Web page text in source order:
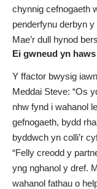
chynnig cefnogaeth
penderfynu derbyn y
Mae’r dull hynod
Ei gwneud yn
Y ffactor bwysig
Meddai Steve: “Os
nhw fynd i wahanol
gefnogaeth, bydd
byddwch yn colli’r
“Felly creodd y
yng nghanol y dref.
wahanol fathau o